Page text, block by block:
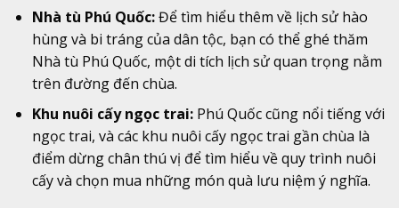
Nhà tù Phú Quốc:Để tìm hiểu thêm về lịch sử hào
hùng và bi tráng của dân tộc, bạn có thể ghé thăm
Nhà tù Phú Quốc, một di tích lịch sử quan trọng nằm
trên đường đến chùa.
Khu nuôi cấy ngọc trai:Phú Quốc cũng nổi tiếng với
ngọc trai, và các khu nuôi cấy ngọc trai gần chùa là
điểm dừng chân thú vị để tìm hiểu về quy trình nuôi
cấy và chọn mua những món quà lưu niệm ý nghĩa.